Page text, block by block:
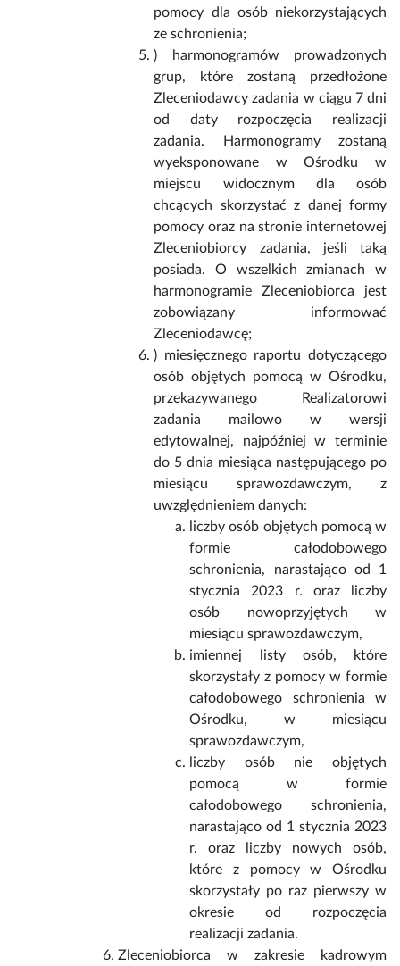
pomocy dla osób niekorzystających
ze schronienia;
) harmonogramów prowadzonych
grup, które zostaną przedłożone
Zleceniodawcy zadania w ciągu 7 dni
od daty rozpoczęcia realizacji
zadania. Harmonogramy zostaną
wyeksponowane w Ośrodku w
miejscu widocznym dla osób
chcących skorzystać z danej formy
pomocy oraz na stronie internetowej
Zleceniobiorcy zadania, jeśli taką
posiada. O wszelkich zmianach w
harmonogramie Zleceniobiorca jest
zobowiązany informować
Zleceniodawcę;
) miesięcznego raportu dotyczącego
osób objętych pomocą w Ośrodku,
przekazywanego Realizatorowi
zadania mailowo w wersji
edytowalnej, najpóźniej w terminie
do 5 dnia miesiąca następującego po
miesiącu sprawozdawczym, z
uwzględnieniem danych:
liczby osób objętych pomocą w
formie całodobowego
schronienia, narastająco od 1
stycznia 2023 r. oraz liczby
osób nowoprzyjętych w
miesiącu sprawozdawczym,
imiennej listy osób, które
skorzystały z pomocy w formie
całodobowego schronienia w
Ośrodku, w miesiącu
sprawozdawczym,
liczby osób nie objętych
pomocą w formie
całodobowego schronienia,
narastająco od 1 stycznia 2023
r. oraz liczby nowych osób,
które z pomocy w Ośrodku
skorzystały po raz pierwszy w
okresie od rozpoczęcia
realizacji zadania.
Zleceniobiorca w zakresie kadrowym